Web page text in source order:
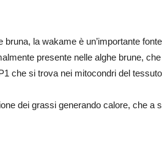
bruna, la wakame è un’importante
presente nelle alghe brune,
che si trova nei mitocondri del
dei grassi generando calore, che a